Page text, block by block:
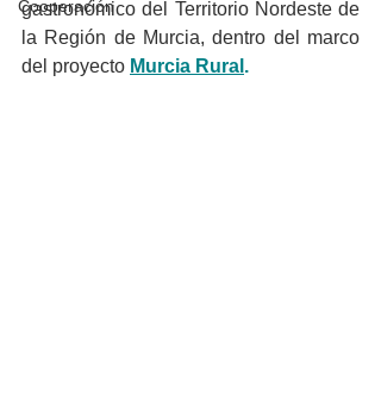
Cooperación
gastronómico del Territorio Nordeste de
la Región de Murcia, dentro del marco
del proyecto Murcia Rural .